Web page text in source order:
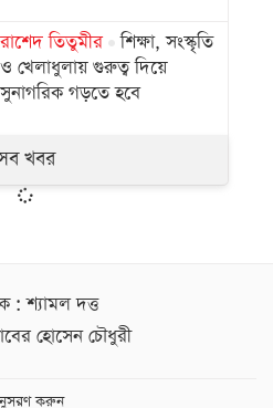
রাশেদ তিতুমীর
শিক্ষা, সংস্কৃতি
ও খেলাধুলায় গুরুত্ব দিয়ে
সুনাগরিক গড়তে হবে
খবর
: শ্যামল দত্ত
হোসেন চৌধুরী
করুন